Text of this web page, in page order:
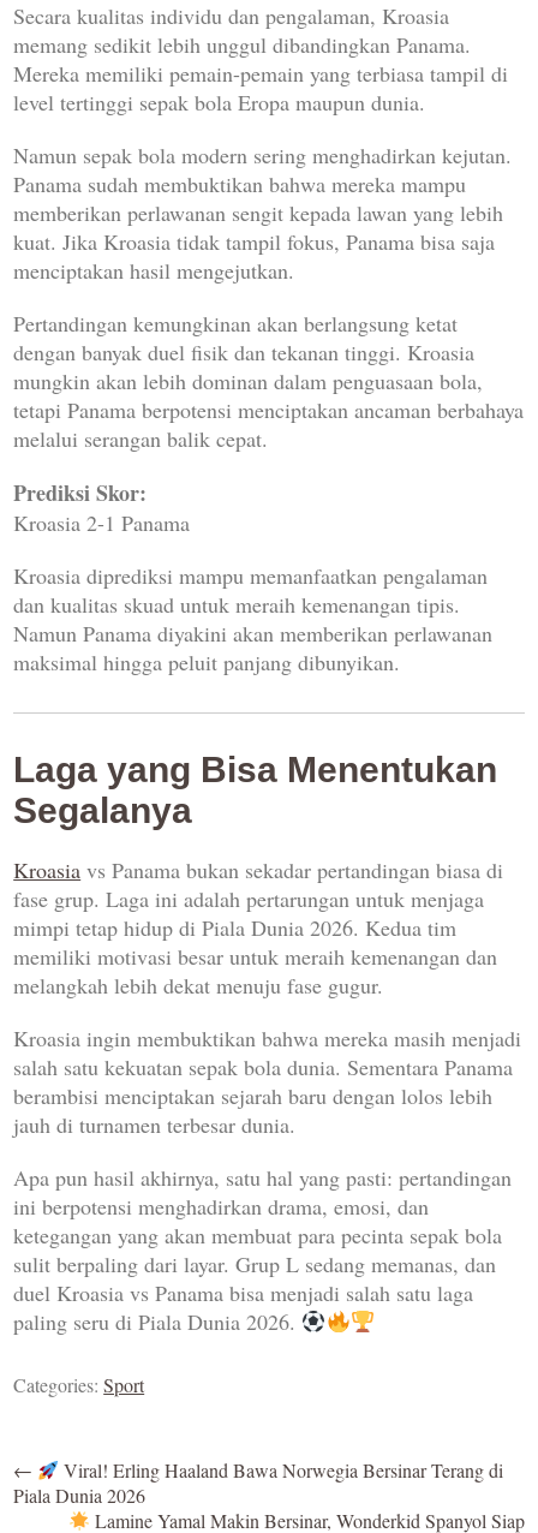
Secara kualitas individu dan pengalaman, Kroasia
memang sedikit lebih unggul dibandingkan Panama.
Mereka memiliki pemain-pemain yang terbiasa tampil di
level tertinggi sepak bola Eropa maupun dunia.
Namun sepak bola modern sering menghadirkan kejutan.
Panama sudah membuktikan bahwa mereka mampu
memberikan perlawanan sengit kepada lawan yang lebih
kuat. Jika Kroasia tidak tampil fokus, Panama bisa saja
menciptakan hasil mengejutkan.
Pertandingan kemungkinan akan berlangsung ketat
dengan banyak duel fisik dan tekanan tinggi. Kroasia
mungkin akan lebih dominan dalam penguasaan bola,
tetapi Panama berpotensi menciptakan ancaman berbahaya
melalui serangan balik cepat.
Prediksi Skor:
Kroasia 2-1 Panama
Kroasia diprediksi mampu memanfaatkan pengalaman
dan kualitas skuad untuk meraih kemenangan tipis.
Namun Panama diyakini akan memberikan perlawanan
maksimal hingga peluit panjang dibunyikan.
Laga yang Bisa Menentukan
Segalanya
Kroasia vs Panama bukan sekadar pertandingan biasa di
fase grup. Laga ini adalah pertarungan untuk menjaga
mimpi tetap hidup di Piala Dunia 2026. Kedua tim
memiliki motivasi besar untuk meraih kemenangan dan
melangkah lebih dekat menuju fase gugur.
Kroasia ingin membuktikan bahwa mereka masih menjadi
salah satu kekuatan sepak bola dunia. Sementara Panama
berambisi menciptakan sejarah baru dengan lolos lebih
jauh di turnamen terbesar dunia.
Apa pun hasil akhirnya, satu hal yang pasti: pertandingan
ini berpotensi menghadirkan drama, emosi, dan
ketegangan yang akan membuat para pecinta sepak bola
sulit berpaling dari layar. Grup L sedang memanas, dan
duel Kroasia vs Panama bisa menjadi salah satu laga
paling seru di Piala Dunia 2026.
Categories:Sport
←
Viral! Erling Haaland Bawa Norwegia Bersinar Terang di
Piala Dunia 2026
Lamine Yamal Makin Bersinar, Wonderkid Spanyol Siap